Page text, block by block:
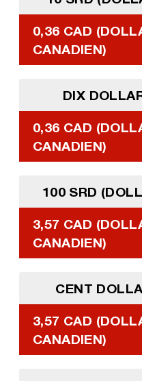
0,36 CAD
CANADIEN)
DIX
0,36 CAD
CANADIEN)
100 SRD
3,57 CAD
CANADIEN)
CENT
3,57 CAD
CANADIEN)